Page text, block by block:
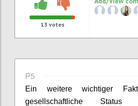
13 votes
P5
Ein weitere wichtiger
gesellschaftliche Status